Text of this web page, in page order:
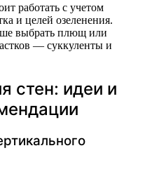
работать с учетом
и целей озеленения.
выбрать плющ или
— суккуленты и
стен: идеи и